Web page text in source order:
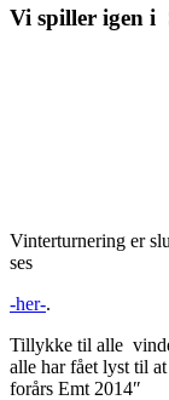
Vi spiller igen i
Vinterturnering er
ses
-her-.
Tillykke til alle
alle har fået lyst til
forårs Emt 2014″